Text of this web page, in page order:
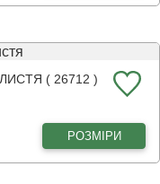
( 26712 )
РОЗМІРИ